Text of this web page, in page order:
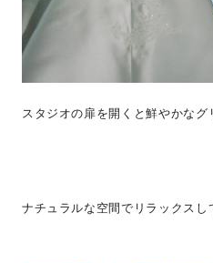
スタジオの扉を開くと鮮やかなグ
ナチュラルな空間でリラックスし